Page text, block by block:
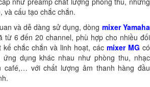
và cấu tạo chắc chắn.
và dễ dàng sử dụng, dòng mixer Yamaha
từ 6 đến 20 channel, phù hợp cho nhiều đối
chắc chắn và linh hoạt, các mixer MG có
dụng khác nhau như phòng thu, nhạc
café,… với chất lượng âm thanh hàng đầu